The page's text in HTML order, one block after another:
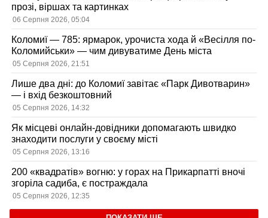
прозі, віршах та картинках
06 Серпня 2026, 05:04
Коломиї — 785: ярмарок, урочиста хода й «Весілля по-
Коломийськи» — чим дивуватиме День міста
05 Серпня 2026, 21:51
Лише два дні: до Коломиї завітає «Парк Дивотварин»
— і вхід безкоштовний
05 Серпня 2026, 14:32
Як місцеві онлайн-довідники допомагають швидко
знаходити послуги у своєму місті
05 Серпня 2026, 13:16
200 «квадратів» вогню: у горах на Прикарпатті вночі
згоріла садиба, є постраждала
05 Серпня 2026, 12:35